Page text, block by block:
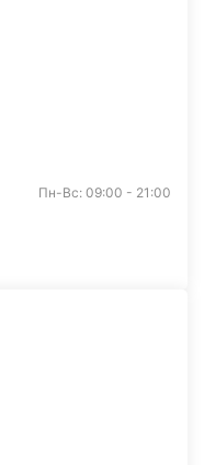
Пн-Вс: 09:00 - 21:00